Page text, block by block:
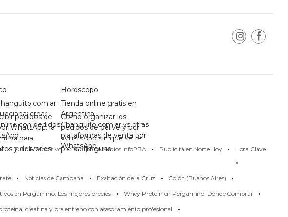
Horóscopo
crear
con pedidos
Tienda online gratis en
Argentina:
Changuito.com.ar vs otras
plataformas de venta por
WhatsApp
pedidos de
WhatsApp: la
para
y deliveries
Cómo organizar los
pedidos de delivery por
WhatsApp sin que se te
pierda ninguno
· Diario Deportivo · Grupo de Medios InfoPBA · Publicitá en Norte Hoy · Hora Clave
·
· Noticias de Campana · Exaltación de la Cruz · Colón (Buenos Aires) ·
en Pergamino: Los mejores precios · Whey Protein en Pergamino: Dónde Comprar ·
creatina y pre entreno con asesoramiento profesional
·